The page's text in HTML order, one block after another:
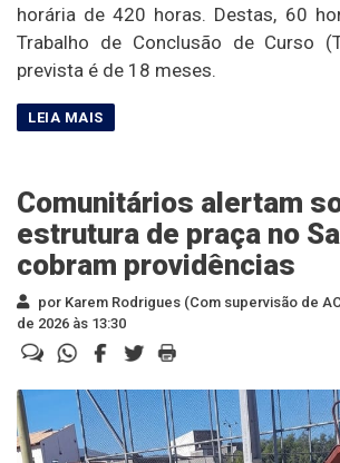
horária de 420 horas. Destas, 60
Trabalho de Conclusão de Curso
prevista é de 18 meses.
Comunitários alertam
estrutura de praça no
cobram providências
por Karem Rodrigues (Com supervisão de
de 2026 às 13:30